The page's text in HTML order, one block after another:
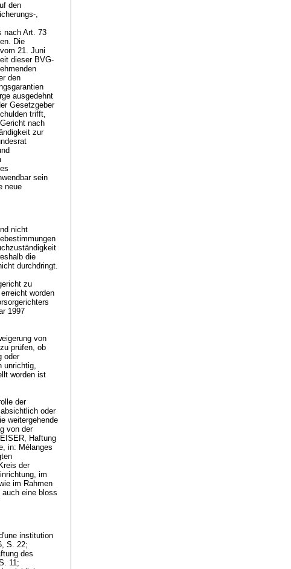
den
,
nach Art. 73
Die
21. Juni
dieser BVG-
den
ausgedehnt
Gesetzgeber
trifft,
nach
zur
sein
neue
nicht
die
durchdringt.
zu
worden
1997
von
prüfen, ob
oder
unrichtig,
worden ist
der
oder
weitergehende
von der
Haftung
in: Mélanges
der
im
im Rahmen
eine bloss
institution
S. 22;
des
11;